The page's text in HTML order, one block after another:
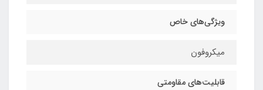
ویژگی‌های خاص
میکروفون
قابلیت‌های مقاومتی